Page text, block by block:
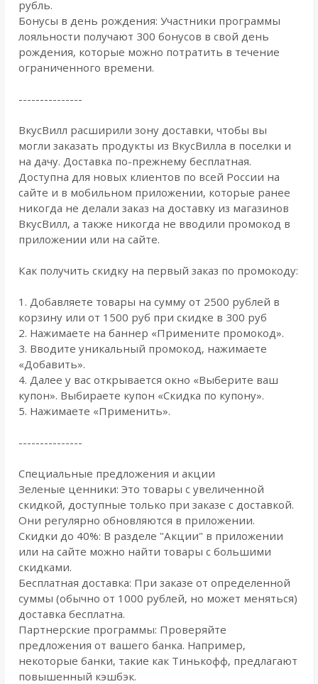
рубль.
Бонусы в день рождения: Участники программы
лояльности получают 300 бонусов в свой день
рождения, которые можно потратить в течение
ограниченного времени.
---------------
ВкусВилл расширили зону доставки, чтобы вы
могли заказать продукты из ВкусВилла в поселки и
на дачу. Доставка по-прежнему бесплатная.
Доступна для новых клиентов по всей России на
сайте и в мобильном приложении, которые ранее
никогда не делали заказ на доставку из магазинов
ВкусВилл, а также никогда не вводили промокод в
приложении или на сайте.
Как получить скидку на первый заказ по промокоду:
1. Добавляете товары на сумму от 2500 рублей в
корзину или от 1500 руб при скидке в 300 руб
2. Нажимаете на баннер «Примените промокод».
3. Вводите уникальный промокод, нажимаете
«Добавить».
4. Далее у вас открывается окно «Выберите ваш
купон». Выбираете купон «Скидка по купону».
5. Нажимаете «Применить».
---------------
Специальные предложения и акции
Зеленые ценники: Это товары с увеличенной
скидкой, доступные только при заказе с доставкой.
Они регулярно обновляются в приложении.
Скидки до 40%: В разделе "Акции" в приложении
или на сайте можно найти товары с большими
скидками.
Бесплатная доставка: При заказе от определенной
суммы (обычно от 1000 рублей, но может меняться)
доставка бесплатна.
Партнерские программы: Проверяйте
предложения от вашего банка. Например,
некоторые банки, такие как Тинькофф, предлагают
повышенный кэшбэк.